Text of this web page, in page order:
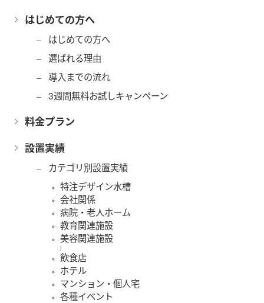
はじめての方へ
はじめての方へ
選ばれる理由
導入までの流れ
3週間無料お試しキャンペーン
料金プラン
設置実績
カテゴリ別設置実績
特注デザイン水槽
会社関係
病院・老人ホーム
教育関連施設
美容関連施設
]
飲食店
ホテル
マンション・個人宅
各種イベント